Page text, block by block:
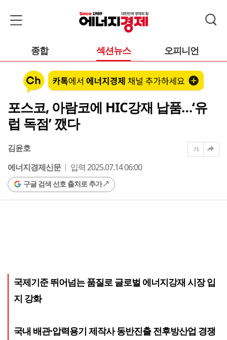
종합 섹션뉴스 오피니언
포스코, 아람코에 HIC강재 납품…‘유
럽 독점’ 깼다
김윤호
에너지경제신문
입력 2025.07.14 06:00
구글 검색 선호 출처로 추가
가
국제기준 뛰어넘는 품질로 글로벌 에너지강재 시장 입
지 강화
국내 배관·압력용기 제작사 동반진출 전후방산업 경쟁